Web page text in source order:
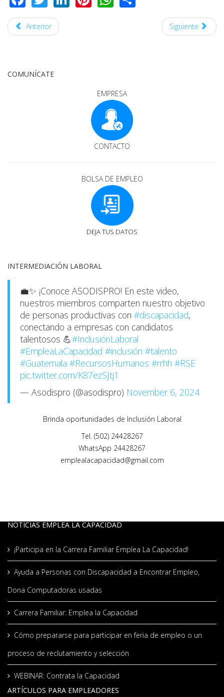
Anterior Siguiente
COMUNÍCATE
EMPRESA
CONTACTO
BOLSA DE EMPLEO
DEJA TUS DATOS
INTERMEDIACIÓN LABORAL
💼✨ ¡Conoce ASODISPRO! En este video,
nuestros miembros comparten nuestro objetivo
de personas productivas con #discapacidad,
conectando a empresas con candidatos
talentosos 💪#InclusiónLaboral
#EmpleaLaCapacidad #inclusión #talento
#Guatemala #RecursosHumanos #rrhh #RSE
pic.twitter.com/K87ezSJtj1
— Asodispro (@asodispro) November 6, 2024
Brinda oportunidades de Inclusión Laboral
Tel. (502) 24428267
WhatsApp 24428267
emplealacapacidad@gmail.com
NOTICIAS EMPLEA LA CAPACIDAD
¡Participa en la Carrera Familiar Emplea La Capacidad!
Ayuda a Personas con Discapacidad a Encontrar Empleo,
Dona Computadoras usadas
Carrera Familiar: Emplea la Capacidad
Cómo prepararse para participar en feria de empleo o un
proceso de reclutamiento y selección
WEBINAR: Contrata la Capacidad
ARTÍCULOS PARA EMPLEADORES